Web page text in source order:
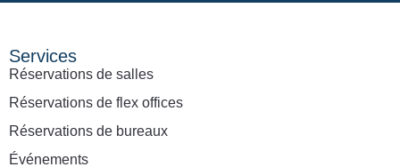
Services
Réservations de salles
Réservations de flex offices
Réservations de bureaux
Événements